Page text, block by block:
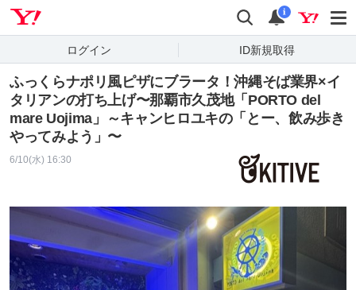
検索 通知
i
ログイン ID新規取得
ふっくらナポリ風ピザにブラータ！沖縄そば業界×イ
タリアンの打ち上げ〜那覇市久茂地「PORTO del
mare Uojima」～キャンヒロユキの「とー、飲み歩き
やってみよう」〜
6/10(水) 16:30